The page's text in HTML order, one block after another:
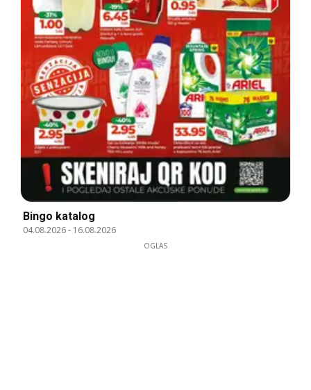
Bingo katalog
04.08.2026- 16.08.2026
OGLAS